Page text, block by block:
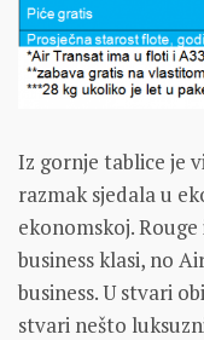
Iz gornje tablice je
razmak sjedala u
ekonomskoj.
business klasi, no
business. U stvari
stvari nešto